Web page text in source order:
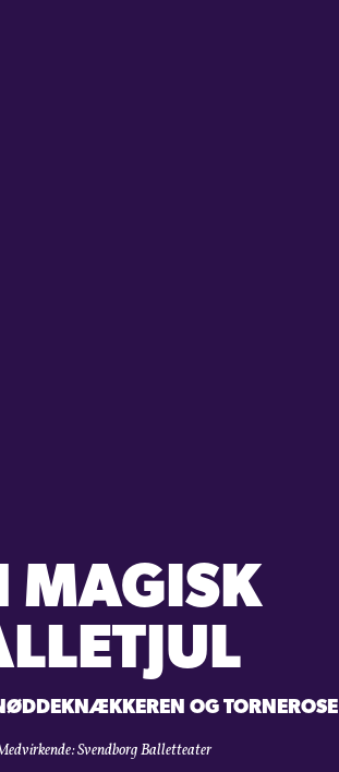
MAGISK
OG TORNEROSE
Svendborg Balletteater